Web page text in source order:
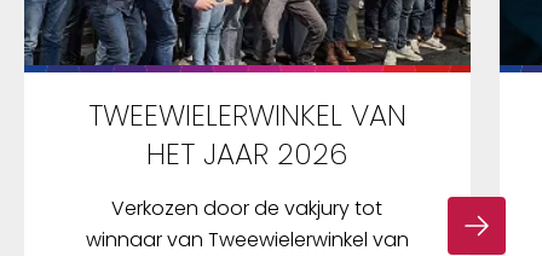
TWEEWIELERWINKEL VAN
HET JAAR 2026
Verkozen door de vakjury tot
winnaar van Tweewielerwinkel van